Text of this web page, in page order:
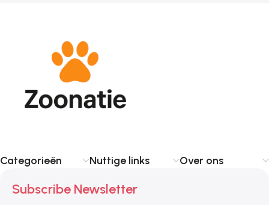
Categorieën Nuttige links Over ons
Subscribe Newsletter